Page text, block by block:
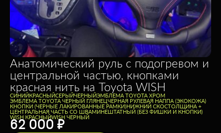
Анатомический руль с подогревом и
центральной частью, кнопками
красная нить на Toyota WISH
CИНИЙКРАСНЫЙСЕРЫЙЧЕРНЫЙЭМБЛЕМА TOYOTA ХРОМ
ЭМБЛЕМА TOYOTA ЧЕРНЫЙ ГЛЯНЕЦЧЕРНАЯ РУЛЕВАЯ НАППА (ЭКОКОЖА)
КНОПКИ (ЧЕРНЫЕ ЛАКИРОВАННЫЕ РАМКИ)НИЖНИЙ СКОСТОЛЩИНА +
ЦЕНТРАЛЬНАЯ ЧАСТЬ СО ШВАМИНЕШТАТНЫЙ (БЕЗ ФИШКИ И КНОПКИ)
WISH КРАСНЫЙWISH ЧЕРНЫЙ
62 000 ₽